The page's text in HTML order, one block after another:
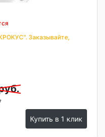
Заказывайте,
Купить в 1 клик